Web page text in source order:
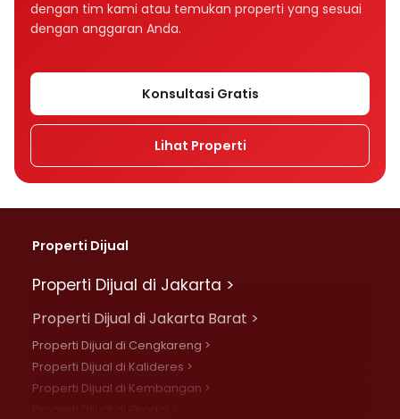
dengan tim kami atau temukan properti yang sesuai
dengan anggaran Anda.
Konsultasi Gratis
Lihat Properti
Properti Dijual
Properti Dijual di Jakarta >
Properti Dijual di Jakarta Barat >
Properti Dijual di Cengkareng >
Properti Dijual di Kalideres >
Properti Dijual di Kembangan >